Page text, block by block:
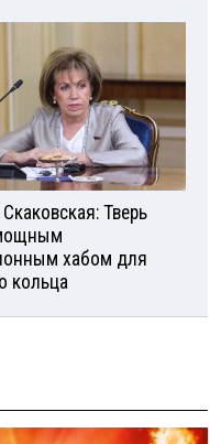
Тверь
хабом для
кольца